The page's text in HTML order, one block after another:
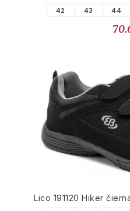
42 43 44
Lico 191120 Hiker